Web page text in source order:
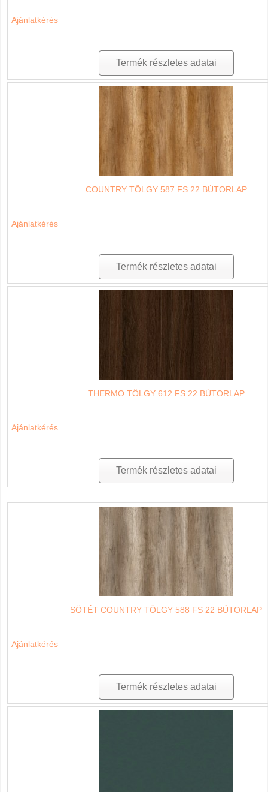
Ajánlatkérés
Termék részletes adatai
COUNTRY TÖLGY 587 FS 22 BÚTORLAP
Ajánlatkérés
Termék részletes adatai
THERMO TÖLGY 612 FS 22 BÚTORLAP
Ajánlatkérés
Termék részletes adatai
SÖTÉT COUNTRY TÖLGY 588 FS 22 BÚTORLAP
Ajánlatkérés
Termék részletes adatai